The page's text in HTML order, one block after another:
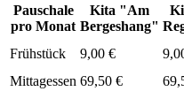
Pauschale
pro Monat
Kita "Am
Bergeshang"
Frühstück
9,00 €
Mittagessen 69,50 €